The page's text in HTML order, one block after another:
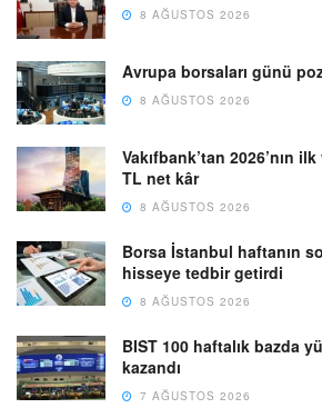
8 AĞUSTOS 2026
Avrupa borsaları günü
8 AĞUSTOS 2026
Vakıfbank’tan 2026’nın
TL net kâr
8 AĞUSTOS 2026
Borsa İstanbul haftanın
hisseye tedbir getirdi
8 AĞUSTOS 2026
BIST 100 haftalık bazda
kazandı
7 AĞUSTOS 2026